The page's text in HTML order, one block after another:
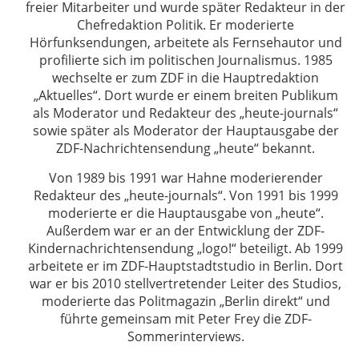
freier Mitarbeiter und wurde später Redakteur in der
Chefredaktion Politik. Er moderierte
Hörfunksendungen, arbeitete als Fernsehautor und
profilierte sich im politischen Journalismus. 1985
wechselte er zum ZDF in die Hauptredaktion
„Aktuelles“. Dort wurde er einem breiten Publikum
als Moderator und Redakteur des „heute-journals“
sowie später als Moderator der Hauptausgabe der
ZDF-Nachrichtensendung „heute“ bekannt.
Von 1989 bis 1991 war Hahne moderierender
Redakteur des „heute-journals“. Von 1991 bis 1999
moderierte er die Hauptausgabe von „heute“.
Außerdem war er an der Entwicklung der ZDF-
Kindernachrichtensendung „logo!“ beteiligt. Ab 1999
arbeitete er im ZDF-Hauptstadtstudio in Berlin. Dort
war er bis 2010 stellvertretender Leiter des Studios,
moderierte das Politmagazin „Berlin direkt“ und
führte gemeinsam mit Peter Frey die ZDF-
Sommerinterviews.